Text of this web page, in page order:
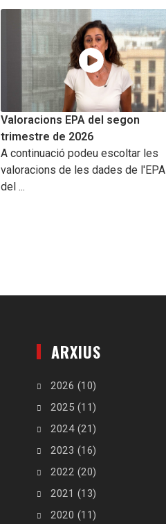
Valoracions EPA del segon
trimestre de 2026
A continuació podeu escoltar les
valoracions de les dades de l'EPA
del ...
ARXIUS
2026 (10)
2025 (11)
2024(21)
2023 (16)
2022 (20)
2021 (13)
2020 (11)